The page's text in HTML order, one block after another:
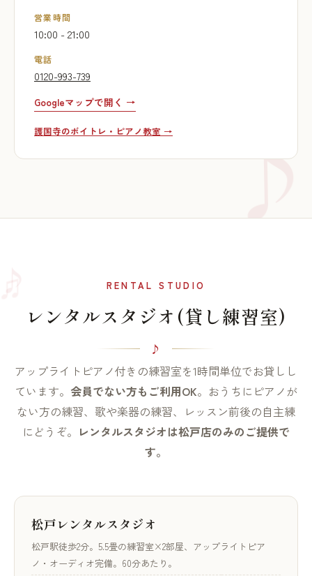
営業時間
10:00 - 21:00
電話
0120-993-739
Googleマップで開く →
護国寺のボイトレ・ピアノ教室 →
RENTAL STUDIO
レンタルスタジオ(貸し練習室)
アップライトピアノ付きの練習室を1時間単位でお貸しし
ています。 会員でない方もご利用OK。おうちにピアノが
ない方の練習、歌や楽器の練習、レッスン前後の自主練
にどうぞ。 レンタルスタジオは松戸店のみのご提供で
す。
松戸レンタルスタジオ
松戸駅徒歩2分。5.5畳の練習室×2部屋、アップライトピア
ノ・オーディオ完備。60分あたり。